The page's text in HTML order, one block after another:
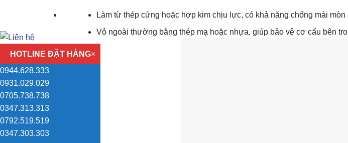
Làm từ thép cứng hoặc hợp kim chịu lực, có khả năng chống mài mòn
Vỏ ngoài thường bằng thép mạ hoặc nhựa, giúp bảo vệ cơ cấu bên
HOTLINE ĐẶT HÀNG×
0944.628.333
0931.029.029
0705.738.738
0347.313.313
0792.519.519
0347.303.303